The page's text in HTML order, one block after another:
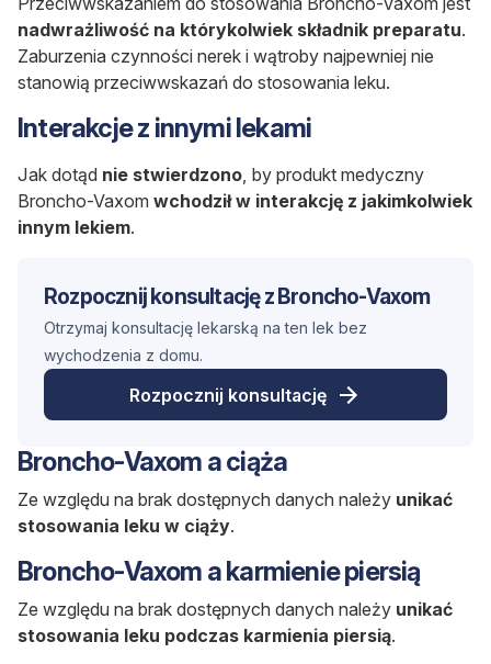
nadwrażliwość na którykolwiek składnik preparatu.
Zaburzenia czynności nerek i wątroby najpewniej nie
stanowią przeciwwskazań do stosowania leku.
Interakcje z innymi lekami
Jak dotąd nie stwierdzono, by produkt medyczny
Broncho-Vaxom wchodził w interakcję z jakimkolwiek
innym lekiem.
Rozpocznij konsultację z Broncho-Vaxom
Otrzymaj konsultację lekarską na ten lek bez
wychodzenia z domu.
Rozpocznij konsultację
Broncho-Vaxom a ciąża
Ze względu na brak dostępnych danych należy unikać
stosowania leku w ciąży.
Broncho-Vaxom a karmienie piersią
Ze względu na brak dostępnych danych należy unikać
stosowania leku podczas karmienia piersią.